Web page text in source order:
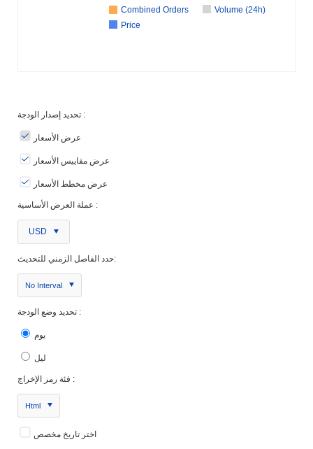
Combined Orders
Volume (24h)
Price
تحديد إصدار الودجة :
عرض الأسعار
عرض مقاييس الأسعار
عرض مخطط الأسعار
عملة العرض الأساسية :
USD
حدد الفاصل الزمني للتحديث:
No Interval
تحديد وضع الودجة :
يوم
ليل
فئة رمز الإخراج :
Html
اختر تاريخ مخصص